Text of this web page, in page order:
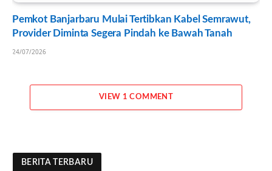
Pemkot Banjarbaru Mulai Tertibkan Kabel Semrawut,
Provider Diminta Segera Pindah ke Bawah Tanah
24/07/2026
VIEW 1 COMMENT
BERITA TERBARU